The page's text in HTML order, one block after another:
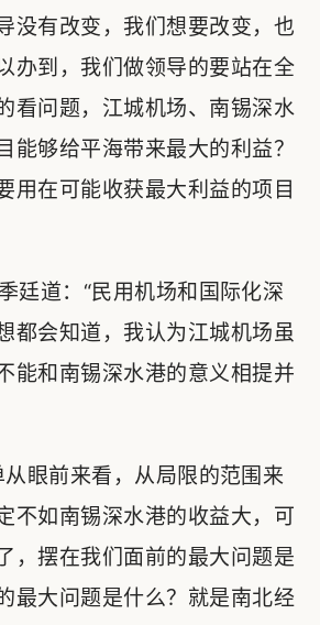
没有改变，我们想要改变，也
办到，我们做领导的要站在全
看问题，江城机场、南锡深水
能够给平海带来最大的利益？
用在可能收获最大利益的项目
廷道：“民用机场和国际化深
都会知道，我认为江城机场虽
能和南锡深水港的意义相提并
眼前来看，从局限的范围来
不如南锡深水港的收益大，可
，摆在我们面前的最大问题是
最大问题是什么？就是南北经